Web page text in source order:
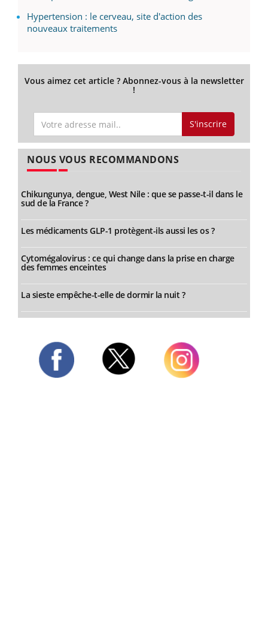
Hypertension : le cerveau, site d'action des
nouveaux traitements
Vous aimez cet article ? Abonnez-vous à la newsletter
!
S'inscrire
NOUS VOUS RECOMMANDONS
Chikungunya, dengue, West Nile : que se passe-t-il dans le
sud de la France ?
Les médicaments GLP-1 protègent-ils aussi les os ?
Cytomégalovirus : ce qui change dans la prise en charge
des femmes enceintes
La sieste empêche-t-elle de dormir la nuit ?